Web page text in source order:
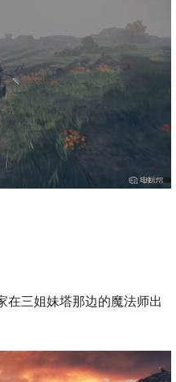
在三姐妹塔那边的魔法师出